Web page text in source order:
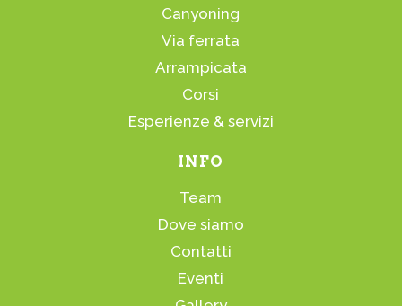
Canyoning
Via ferrata
Arrampicata
Corsi
Esperienze & servizi
INFO
Team
Dove siamo
Contatti
Eventi